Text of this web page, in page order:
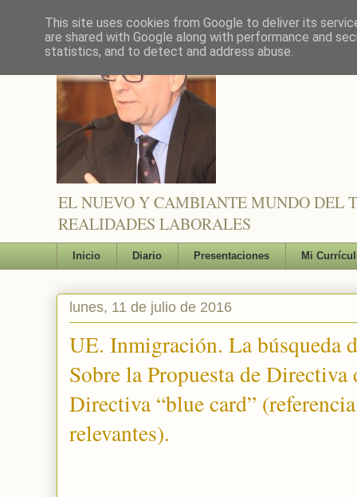
EL NUEVO Y CAMBIANTE MUNDO DEL
REALIDADES LABORALES
Inicio Diario Presentaciones Mi
lunes, 11 de julio de 2016
UE. Inmigración. La búsqueda
Sobre la Propuesta de
Directiva “blue card”
relevantes).
This site uses cookies from Google to deliver its
are shared with Google along with performance and
statistics, and to detect and address abuse.